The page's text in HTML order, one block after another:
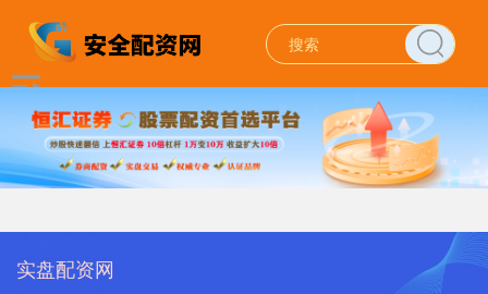
实盘配资网